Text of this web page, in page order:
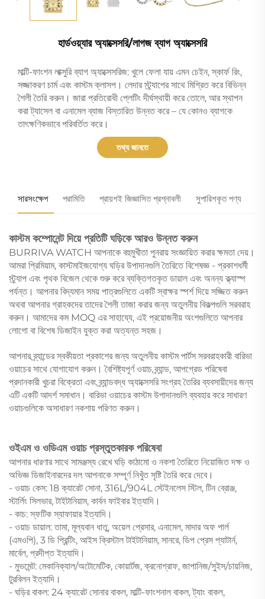
হার্ডওয়্যার অ্যাক্সেসরি/লাগজ ব্যাগ অ্যাক্সেসরি
মাল্টি-ফাংশন লাক্সুরি ব্যাগ অ্যাক্সেসরিজ: খুলে ফেলা যায় এমন চেইন, স্কার্ফ রিং,
সজ্জাকরণ চার্ম এবং কাস্টম ক্লাসপ। লেদার স্ট্র্যাপের সাথে মিশ্রিত করে বিভিন্ন
শৈলী তৈরি করুন। জারা প্রতিরোধী প্লেটিং দীর্ঘস্থায়ী করে তোলে, আর স্থাপন
করা ট্যাসেল বা এনামেল ব্যাজ বিস্তারিত উন্নত করে – যে কোনও ব্যাগকে
তাৎক্ষণিকভাবে পরিবর্তিত করে।
তথ্য জানতে
সারসংক্ষেপ পরামিতি প্রায়শই জিজ্ঞাসিত প্রশ্নাবলী সুপারিশকৃত পণ্য
কাস্টম কম্পোনেন্ট দিয়ে প্রতিটি ঘড়িকে আরও উন্নত করুন
BURRIVA WATCH আপনাকে বহুমুখীতা পুনরায় সংজ্ঞায়িত করার ক্ষমতা দেয়।
আমরা প্রিমিয়াম, কাস্টমাইজযোগ্য ঘড়ির উপাদানগুলি তৈরিতে বিশেষজ্ঞ - প্রকাশধর্মী
স্ট্র্যাপ এবং পৃথক বিজেল থেকে শুরু করে ব্যক্তিগতকৃত ডায়াল এবং অনন্য ক্ল্যাস্প
পর্যন্ত। আপনার বিদ্যমান সময় পাত্রগুলিতে একটি স্বাক্ষর স্পর্শ দিয়ে সজ্জিত করুন
অথবা আপনার গ্রাহকদের তাদের শৈলী তাজা করার জন্য অতুলনীয় বিকল্পগুলি সরবরাহ
করুন। আমাদের কম MOQ এর সাহায্যে, এই প্রয়োজনীয় অংশগুলিতে আপনার
লোগো বা বিশেষ ডিজাইন যুক্ত করা অত্যন্ত সহজ।
আপনার ব্র্যান্ডের স্বকীয়তা প্রকাশের জন্য অতুলনীয় কাস্টম পার্টস সরবরাহকারী বারিভা
ওয়াচের সাথে যোগাযোগ করুন। বৈশিষ্ট্যপূর্ণ ওয়াচ ব্র্যান্ড, আপগ্রেড পরিষেবা
প্রদানকারী খুচরা বিক্রেতা এবং ব্র্যান্ডবদ্ধ অ্যাক্সেসরি সংগ্রহ তৈরির ব্যবসায়ীদের জন্য
এটি একটি আদর্শ সমাধান। বারিভা ওয়াচের কাস্টম উপাদানগুলি ব্যবহার করে সাধারণ
ওয়াচগুলিকে অসাধারণ নকশায় পরিণত করুন।
ওইএম ও ওডিএম ওয়াচ প্রস্তুতকারক পরিষেবা
আপনার ধারণার সাথে সামঞ্জস্য রেখে ঘড়ি কাঠামো ও নকশা তৈরিতে নিয়োজিত দক্ষ ও
অভিজ্ঞ ডিজাইনারদের দল আপনাকে সম্পূর্ণ নিখুঁত সৃষ্টি তৈরি করে দেবে।
- ওয়াচ কেস: 18 ক্যারেট সোনা, 316L/904L স্টেইনলেস স্টিল, টিন ব্রোঞ্জ,
স্টার্লিং সিলভার, টাইটানিয়াম, কার্বন ফাইবার ইত্যাদি।
- কাচ: স্ফটিক স্যাফায়ার ইত্যাদি।
- ওয়াচ ডায়াল: তামা, মূল্যবান ধাতু, অয়েল প্রেসার, এনামেল, মাদার অফ পার্ল
(এমওপি), 3 ডি প্রিন্টিং, আইস ক্রিস্টাল টাইটানিয়াম, সানরে, ডিপ প্রেস প্যাটার্ন,
মার্বেল, প্রদীপ্ত ইত্যাদি।
- মুভমেন্ট: মেকানিক্যাল/অটোমেটিক, কোয়ার্টজ, ক্রনোগ্রাফ, জাপানিজ/সুইস/চায়নিজ,
টুরবিলন ইত্যাদি।
- ঘড়ির বাকল: 24 ক্যারেট সোনার বাকল, মাল্টি-ফাংশনাল বাকল, ট্যাং বাকল,